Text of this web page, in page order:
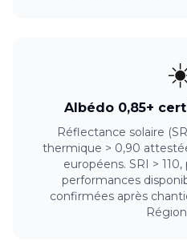
Albédo 0,85+
Réflectance solaire
thermique > 0,90
européens. SRI >
performances
confirmées après